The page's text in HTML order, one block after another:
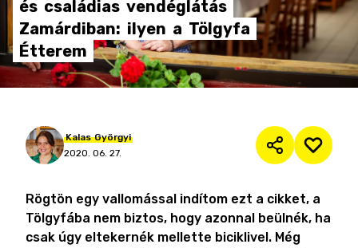
és családias vendéglátás
Zamárdiban: ilyen a Tölgyfa
Étterem
Kalas Györgyi
2020. 06. 27.
Rögtön egy vallomással indítom ezt a cikket, a
Tölgyfába nem biztos, hogy azonnal beülnék, ha
csak úgy eltekernék mellette biciklivel. Még